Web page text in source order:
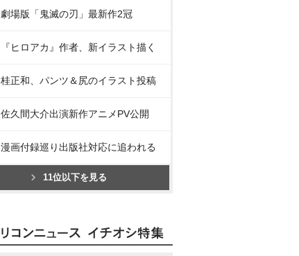
劇場版「鬼滅の刃」最新作2冠
『ヒロアカ』作者、新イラスト描く
桂正和、パンツ＆尻のイラスト投稿
佐久間大介出演新作アニメPV公開
漫画付録巡り出版社対応に追われる
11位以下を見る